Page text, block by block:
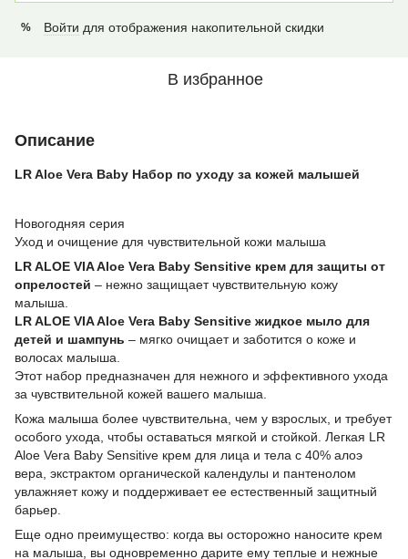
% Войти для отображения накопительной скидки
В избранное
Описание
LR Aloe Vera Baby Набор по уходу за кожей малышей
Новогодняя серия
Уход и очищение для чувствительной кожи малыша
LR ALOE VIA Aloe Vera Baby Sensitive крем для защиты от
опрелостей – нежно защищает чувствительную кожу
малыша.
LR ALOE VIA Aloe Vera Baby Sensitive жидкое мыло для
детей и шампунь – мягко очищает и заботится о коже и
волосах малыша.
Этот набор предназначен для нежного и эффективного ухода
за чувствительной кожей вашего малыша.
Кожа малыша более чувствительна, чем у взрослых, и требует
особого ухода, чтобы оставаться мягкой и стойкой. Легкая LR
Aloe Vera Baby Sensitive крем для лица и тела с 40% алоэ
вера, экстрактом органической календулы и пантенолом
увлажняет кожу и поддерживает ее естественный защитный
барьер.
Еще одно преимущество: когда вы осторожно наносите крем
на малыша, вы одновременно дарите ему теплые и нежные